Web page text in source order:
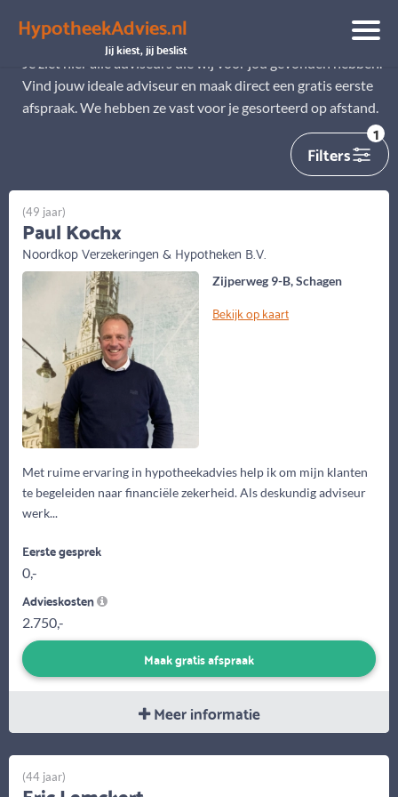
HypotheekAdvies.nl
Jij kiest, jij beslist
Alle adviseurs
Je ziet hier alle adviseurs die wij voor jou gevonden hebben.
Vind jouw ideale adviseur en maak direct een gratis eerste
afspraak. We hebben ze vast voor je gesorteerd op afstand.
Filters
1
Zijperweg 9-B, Schagen
Bekijk op kaart
Met ruime ervaring in hypotheekadvies help ik om mijn klanten
te begeleiden naar financiële zekerheid. Als deskundig adviseur
werk...
(49 jaar)
Paul Kochx
Noordkop Verzekeringen & Hypotheken B.V.
Eerste gesprek
0,-
Advieskosten
2.750,-
Maak gratis afspraak
Meer informatie
(44 jaar)